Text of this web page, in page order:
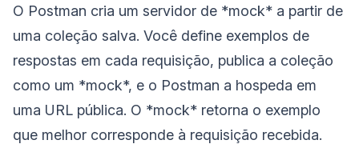
O Postman cria um servidor de *mock* a partir de
uma coleção salva. Você define exemplos de
respostas em cada requisição, publica a coleção
como um *mock*, e o Postman a hospeda em
uma URL pública. O *mock* retorna o exemplo
que melhor corresponde à requisição recebida.